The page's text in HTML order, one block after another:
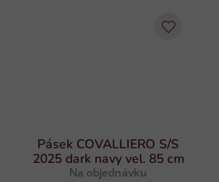
Pásek COVALLIERO S/S
2025 dark navy vel. 85 cm
Na objednávku